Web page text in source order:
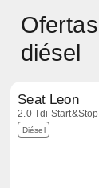
diésel
Seat Leon
2.0 Tdi
Diésel